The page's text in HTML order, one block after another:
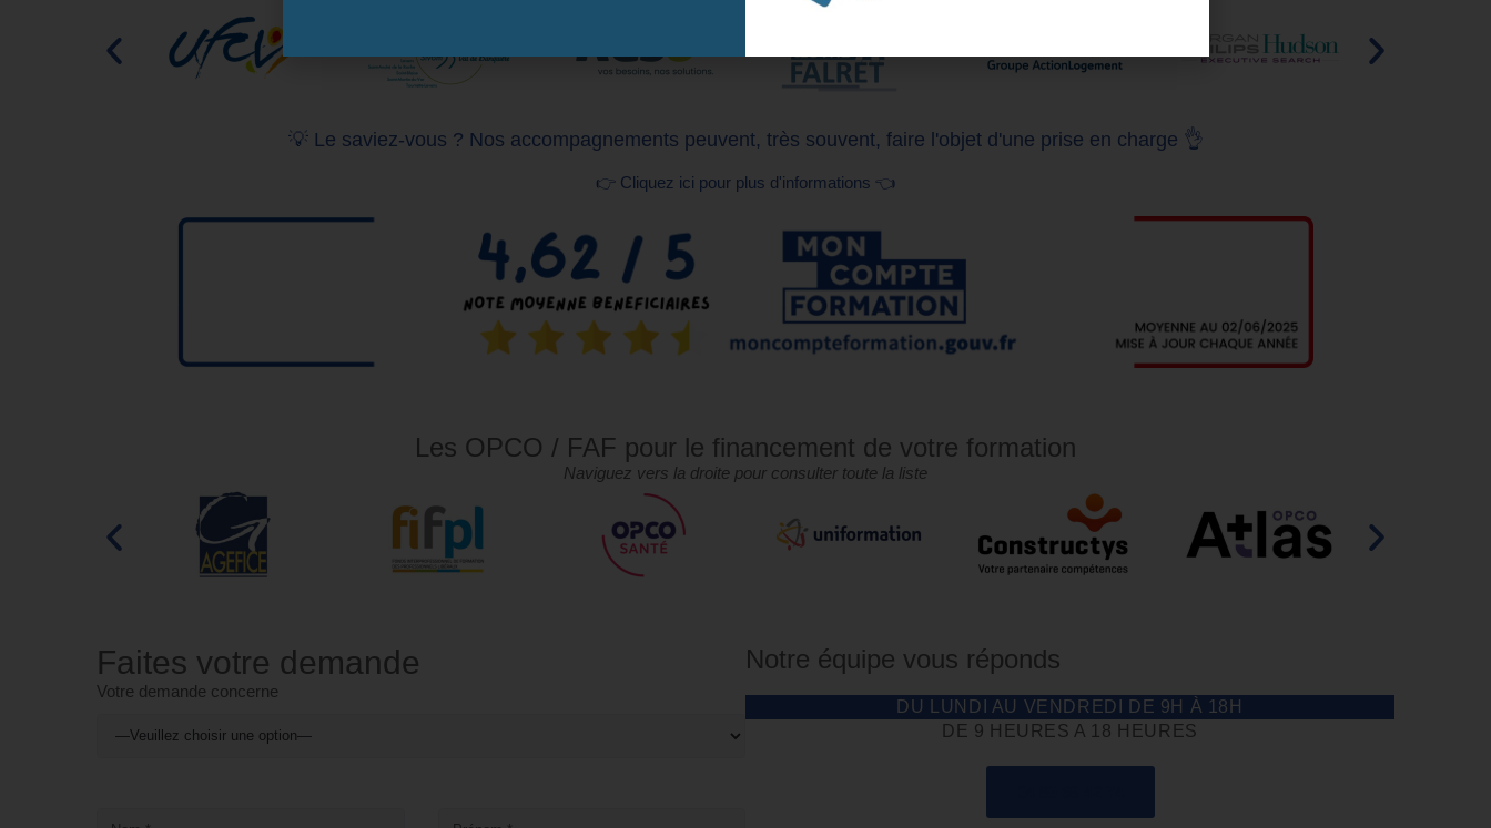
💡 Le saviez-vous ? Nos accompagnements peuvent, très souvent, faire l'objet d'une prise en charge 👌
👉 Cliquez ici pour plus d'informations 👈
Les OPCO / FAF pour le financement de votre formation
Naviguez vers la droite pour consulter toute la liste
Faites votre demande
Votre demande concerne
Notre équipe vous réponds
DU LUNDI AU VENDREDI DE 9H À 18H
DE 9 HEURES A 18 HEURES